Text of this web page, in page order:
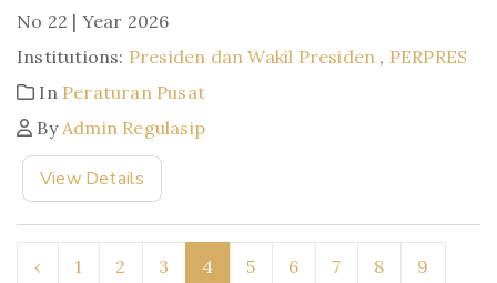
No 22 | Year 2026
Institutions: Presiden dan Wakil Presiden , PERPRES
In Peraturan Pusat
ByAdmin Regulasip
View Details
‹ 1 2 3 4 5 6 7 8 9